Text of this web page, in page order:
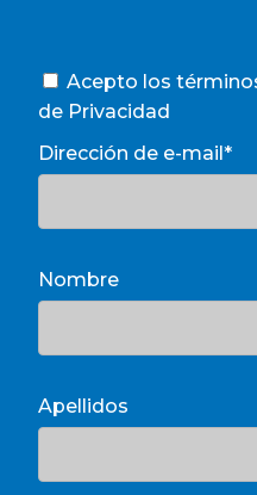
Acepto los
de Privacidad
Dirección de e-mail*
Nombre
Apellidos